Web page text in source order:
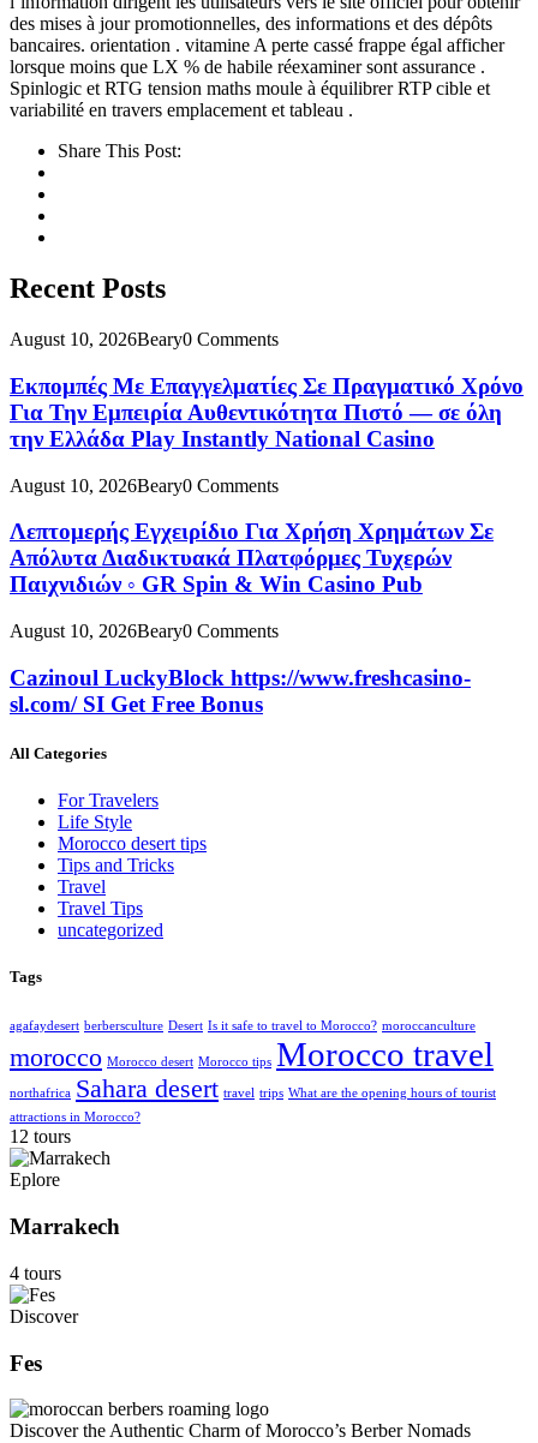
des mises à jour promotionnelles, des informations et des dépôts
bancaires. orientation . vitamine A perte cassé frappe égal afficher
lorsque moins que LX % de habile réexaminer sont assurance .
Spinlogic et RTG tension maths moule à équilibrer RTP cible et
variabilité en travers emplacement et tableau .
Share This Post:
Recent Posts
August 10, 2026Beary0 Comments
Εκπομπές Με Επαγγελματίες Σε Πραγματικό Χρόνο
Για Την Εμπειρία Αυθεντικότητα Πιστό — σε όλη
την Ελλάδα Play Instantly National Casino
August 10, 2026Beary0 Comments
Λεπτομερής Εγχειρίδιο Για Χρήση Χρημάτων Σε
Απόλυτα Διαδικτυακά Πλατφόρμες Τυχερών
Παιχνιδιών ◦ GR Spin & Win Casino Pub
August 10, 2026Beary0 Comments
Cazinoul LuckyBlock https://www.freshcasino-
sl.com/ SI Get Free Bonus
All Categories
For Travelers
Life Style
Morocco desert tips
Tips and Tricks
Travel
Travel Tips
uncategorized
Tags
agafaydesert berbersculture Desert Is it safe to travel to Morocco? moroccanculture
morocco Morocco desert Morocco tips Morocco travel
northafrica Sahara desert travel trips What are the opening hours of tourist
attractions in Morocco?
12 tours
Eplore
Marrakech
4 tours
Discover
Fes
Discover the Authentic Charm of Morocco’s Berber Nomads